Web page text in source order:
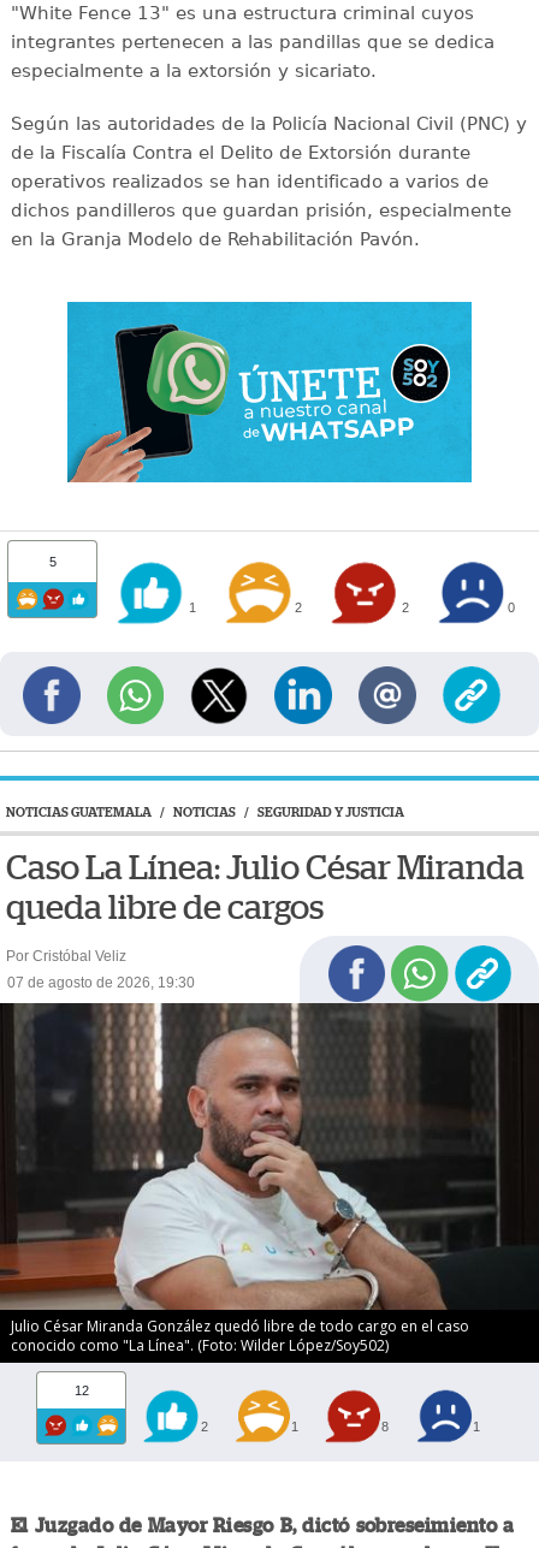
"White Fence 13" es una estructura criminal cuyos
integrantes pertenecen a las pandillas que se dedica
especialmente a la extorsión y sicariato.
Según las autoridades de la Policía Nacional Civil (PNC) y
de la Fiscalía Contra el Delito de Extorsión durante
operativos realizados se han identificado a varios de
dichos pandilleros que guardan prisión, especialmente
en la Granja Modelo de Rehabilitación Pavón.
5
1 2 2 0
NOTICIAS GUATEMALA / NOTICIAS / SEGURIDAD Y JUSTICIA
Caso La Línea: Julio César Miranda
queda libre de cargos
Por Cristóbal Veliz
07 de agosto de 2026, 19:30
Julio César Miranda González quedó libre de todo cargo en el caso
conocido como "La Línea". (Foto: Wilder López/Soy502)
12
2 1 8 1
El Juzgado de Mayor Riesgo B, dictó sobreseimiento a